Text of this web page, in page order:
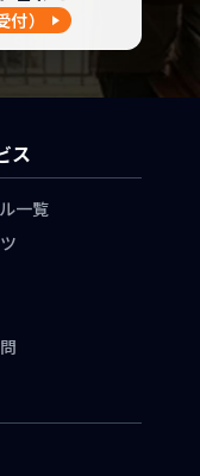
付）
ス
一覧